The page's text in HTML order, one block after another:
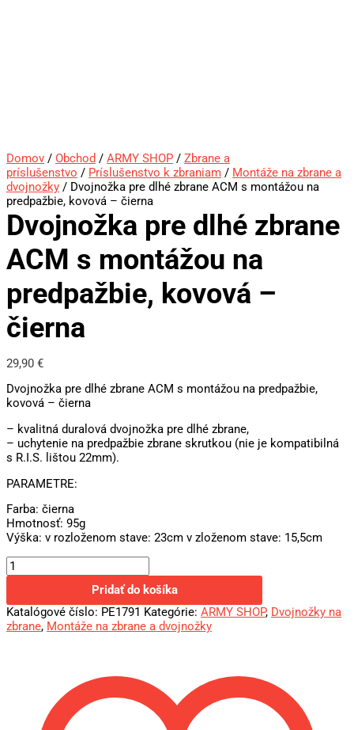
Domov / Obchod / ARMY SHOP / Zbrane a
príslušenstvo / Príslušenstvo k zbraniam / Montáže na zbrane a
dvojnožky / Dvojnožka pre dlhé zbrane ACM s montážou na
predpažbie, kovová – čierna
Dvojnožka pre dlhé zbrane
ACM s montážou na
predpažbie, kovová –
čierna
29,90 €
Dvojnožka pre dlhé zbrane ACM s montážou na predpažbie,
kovová – čierna
– kvalitná duralová dvojnožka pre dlhé zbrane,
– uchytenie na predpažbie zbrane skrutkou (nie je kompatibilná
s R.I.S. lištou 22mm).
PARAMETRE:
Farba: čierna
Hmotnosť: 95g
Výška: v rozloženom stave: 23cm v zloženom stave: 15,5cm
Pridať do košíka
Katalógové číslo: PE1791 Kategórie: ARMY SHOP, Dvojnožky na
zbrane, Montáže na zbrane a dvojnožky